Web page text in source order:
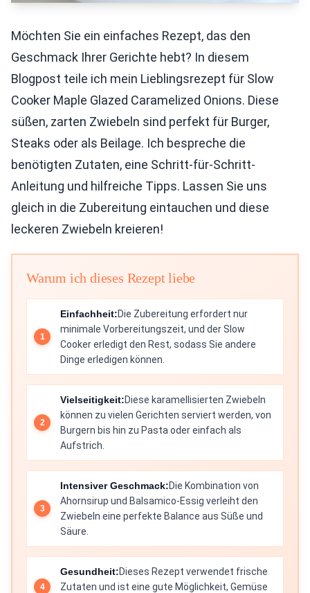
Möchten Sie ein einfaches Rezept, das den
Geschmack Ihrer Gerichte hebt? In diesem
Blogpost teile ich mein Lieblingsrezept für Slow
Cooker Maple Glazed Caramelized Onions. Diese
süßen, zarten Zwiebeln sind perfekt für Burger,
Steaks oder als Beilage. Ich bespreche die
benötigten Zutaten, eine Schritt-für-Schritt-
Anleitung und hilfreiche Tipps. Lassen Sie uns
gleich in die Zubereitung eintauchen und diese
leckeren Zwiebeln kreieren!
Warum ich dieses Rezept liebe
Einfachheit:Die Zubereitung erfordert nur
minimale Vorbereitungszeit, und der Slow
Cooker erledigt den Rest, sodass Sie andere
Dinge erledigen können.
Vielseitigkeit:Diese karamellisierten Zwiebeln
können zu vielen Gerichten serviert werden, von
Burgern bis hin zu Pasta oder einfach als
Aufstrich.
Intensiver Geschmack:Die Kombination von
Ahornsirup und Balsamico-Essig verleiht den
Zwiebeln eine perfekte Balance aus Süße und
Säure.
Gesundheit:Dieses Rezept verwendet frische
Zutaten und ist eine gute Möglichkeit, Gemüse